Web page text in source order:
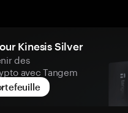
Kinesis Silver
des
avec Tangem